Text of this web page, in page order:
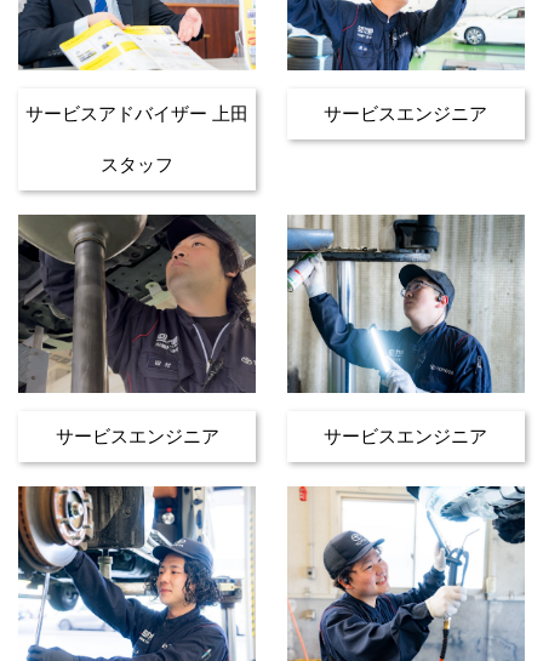
サービスアドバイザー 上田
スタッフ
サービスエンジニア
サービスエンジニア サービスエンジニア